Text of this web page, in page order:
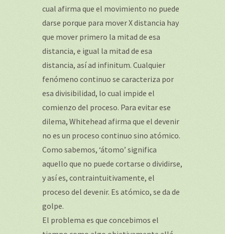
cual afirma que el movimiento no puede
darse porque para mover X distancia hay
que mover primero la mitad de esa
distancia, e igual la mitad de esa
distancia, así ad infinitum. Cualquier
fenómeno continuo se caracteriza por
esa divisibilidad, lo cual impide el
comienzo del proceso. Para evitar ese
dilema, Whitehead afirma que el devenir
no es un proceso continuo sino atómico.
Como sabemos, ‘átomo’ significa
aquello que no puede cortarse o dividirse,
y así es, contraintuitivamente, el
proceso del devenir. Es atómico, se da de
golpe.
El problema es que concebimos el